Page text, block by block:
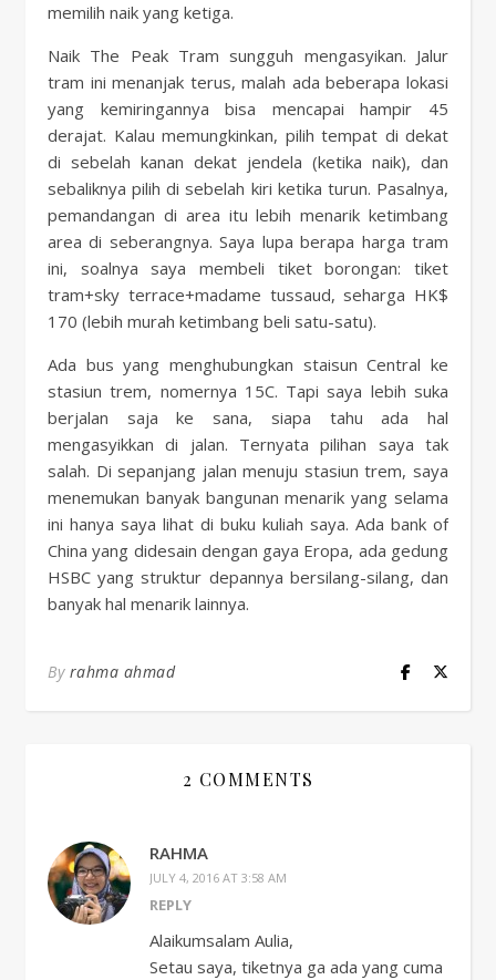
memilih naik yang ketiga.
Naik The Peak Tram sungguh mengasyikan. Jalur
tram ini menanjak terus, malah ada beberapa lokasi
yang kemiringannya bisa mencapai hampir 45
derajat. Kalau memungkinkan, pilih tempat di dekat
di sebelah kanan dekat jendela (ketika naik), dan
sebaliknya pilih di sebelah kiri ketika turun. Pasalnya,
pemandangan di area itu lebih menarik ketimbang
area di seberangnya. Saya lupa berapa harga tram
ini, soalnya saya membeli tiket borongan: tiket
tram+sky terrace+madame tussaud, seharga HK$
170 (lebih murah ketimbang beli satu-satu).
Ada bus yang menghubungkan staisun Central ke
stasiun trem, nomernya 15C. Tapi saya lebih suka
berjalan saja ke sana, siapa tahu ada hal
mengasyikkan di jalan. Ternyata pilihan saya tak
salah. Di sepanjang jalan menuju stasiun trem, saya
menemukan banyak bangunan menarik yang selama
ini hanya saya lihat di buku kuliah saya. Ada bank of
China yang didesain dengan gaya Eropa, ada gedung
HSBC yang struktur depannya bersilang-silang, dan
banyak hal menarik lainnya.
By rahma ahmad
2 COMMENTS
RAHMA
JULY 4, 2016 AT 3:58 AM
REPLY
Alaikumsalam Aulia,
Setau saya, tiketnya ga ada yang cuma